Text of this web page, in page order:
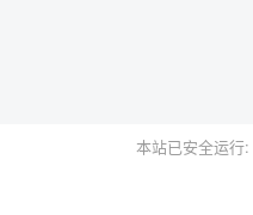
本站已安全运行: